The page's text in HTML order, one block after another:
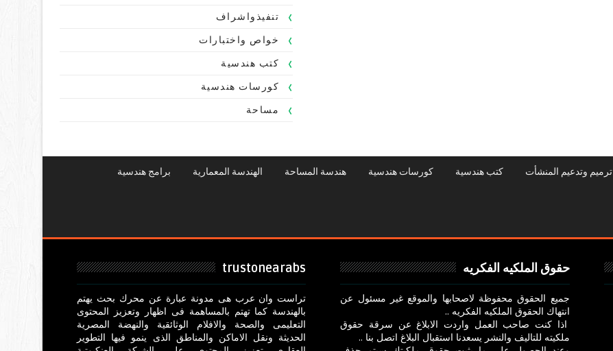
تنفيذواشراف
خواص واختبارات
كتب هندسية
كورسات هندسية
مساحة
ترميم وتدعيم المنشأت كتب هندسية كورسات هندسية هندسة المساحة الهندسة المعمارية برامج هندسية
trustonearabs
تراست وان عرب هى مدونة عبارة عن محرك بحث يهتم
بالهندسة كما تهتم بالمساهمة فى اظهار وتعزيز المحتوى
التعليمى والصحة والافلام الوثائقية والنهضة المصرية
الحديثة ونقل الاماكن والمناطق الذى ينمو فيها التطوير
حقوق الملكيه الفكريه
جميع الحقوق محفوظة لاصحابها والموقع غير مسئول عن
انتهاك الحقوق الملكيه الفكريه ..
اذا كنت صاحب العمل واردت الابلاغ عن سرقة حقوق
ملكيته للتاليف والنشر يسعدنا استقبال البلاغ اتصل بنا ..